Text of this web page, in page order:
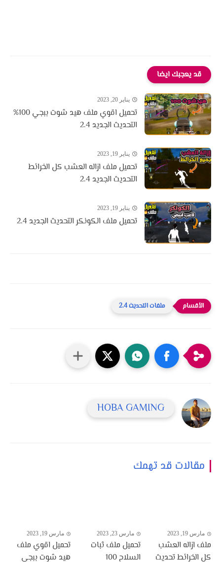
قد يعجبك ايضا
يناير 20, 2023
تحميل اقوي ملف هيد شوت ببجي 100%
التحديث الجديد 2.4
يناير 19, 2023
تحميل ملف ازاله العشب كل الخرائط
التحديث الجديد 2.4
يناير 19, 2023
تحميل ملف الكونكر التحديث الجديد 2.4
ملفات التحديث 2.4
HOBA GAMING
مقالات قد تهمك
مارس 19, 2023
ملف ازاله العشب
كل الخرائط تحديث
مارس 23, 2023
تحميل ملف ثبات
السلاح 100
مارس 19, 2023
تحميل اقوي ملف
هيد شوت ببجي